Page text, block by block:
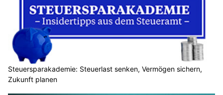
Steuersparakademie: Steuerlast senken, Vermögen sichern,
Zukunft planen